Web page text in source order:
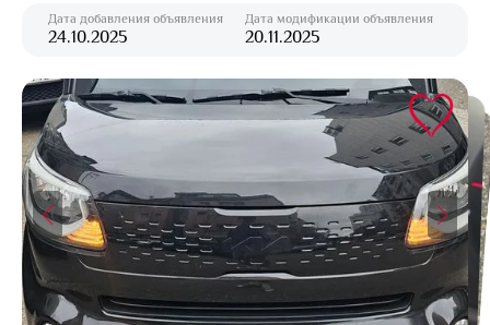
Дата добавления объявления
24.10.2025
Дата модификации объявления
20.11.2025